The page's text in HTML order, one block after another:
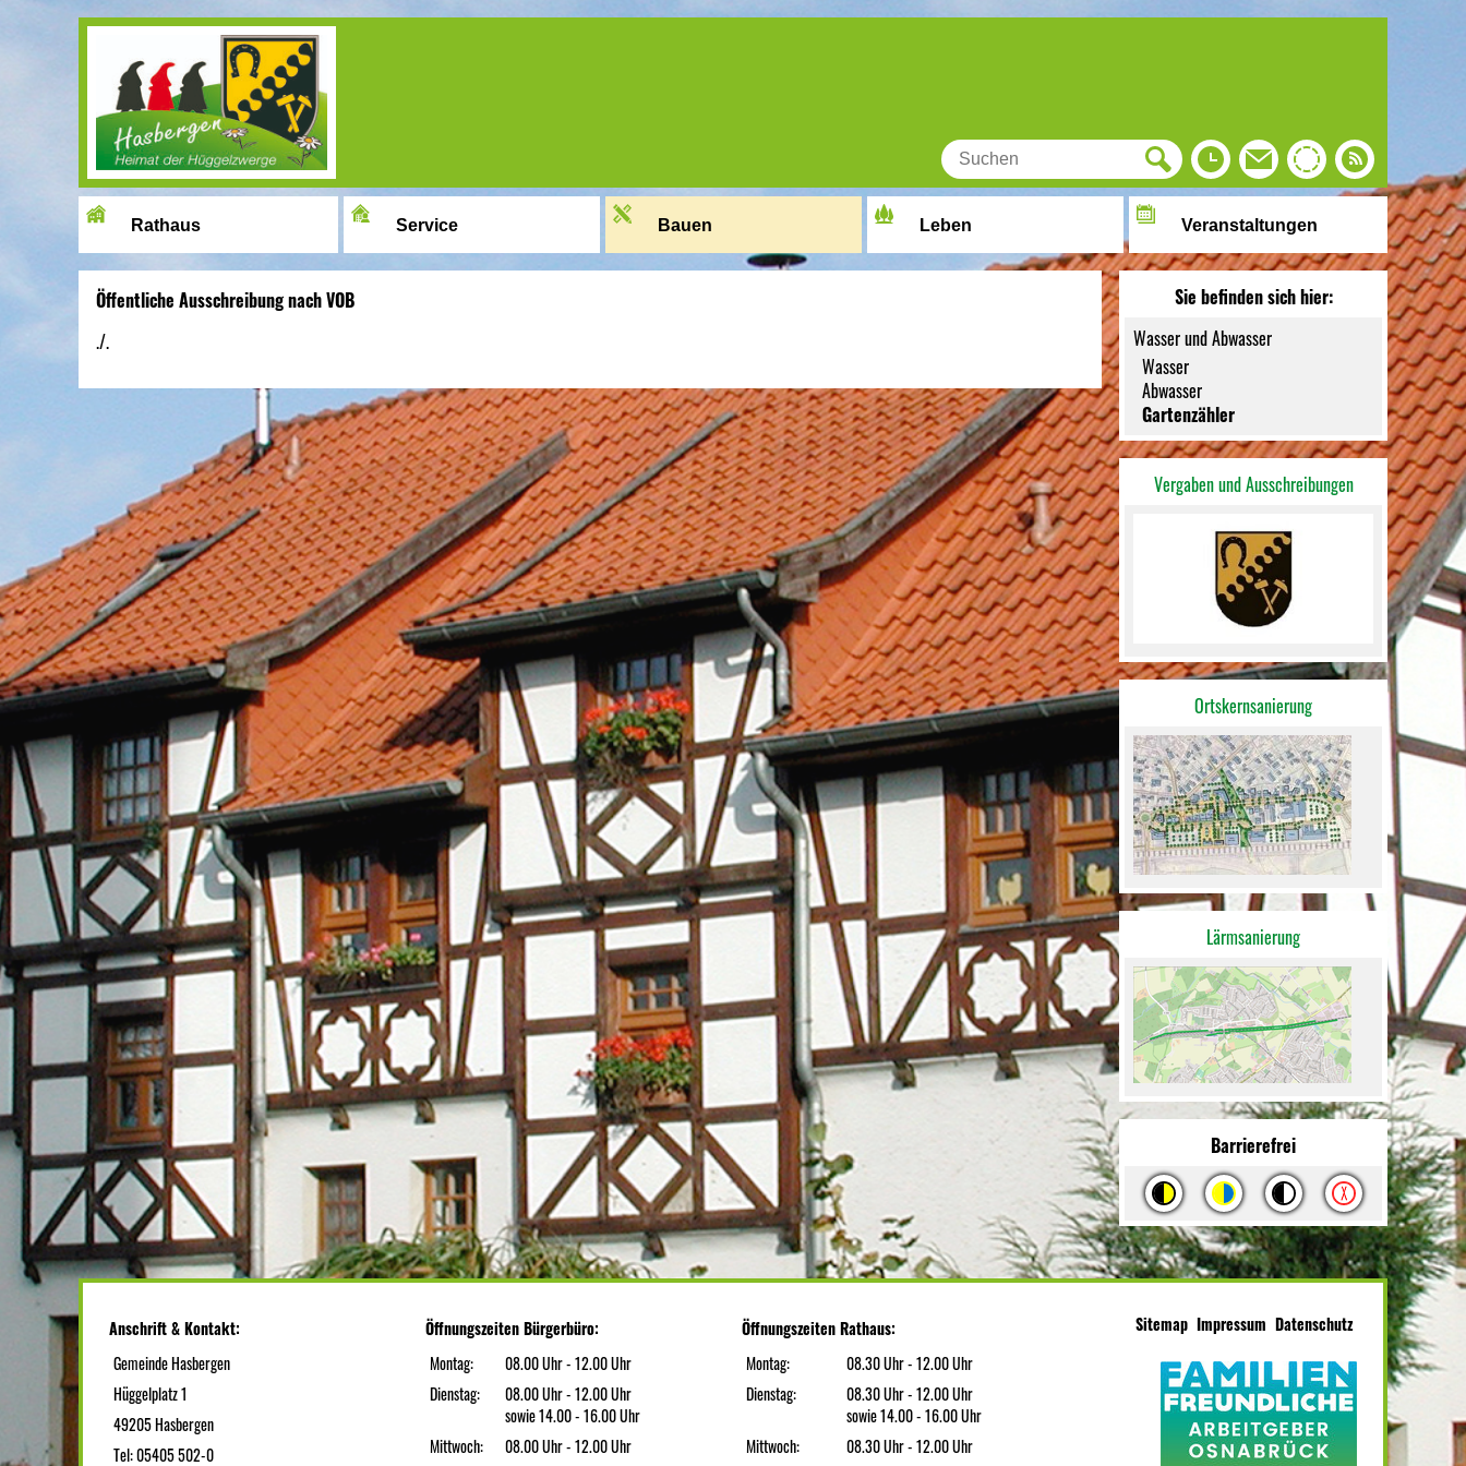
Rathaus Service Bauen Leben Veranstaltungen
Öffentliche Ausschreibung nach VOB
./.
Sie befinden sich hier:
Wasser und Abwasser
Wasser
Abwasser
Gartenzähler
Vergaben und Ausschreibungen
Ortskernsanierung
Lärmsanierung
Barrierefrei
Anschrift & Kontakt:
Gemeinde Hasbergen
Hüggelplatz 1
49205 Hasbergen
Tel: 05405 502-0
Öffnungszeiten Bürgerbüro:
Montag:
08.00 Uhr - 12.00 Uhr
Dienstag:
08.00 Uhr - 12.00 Uhr
sowie 14.00 - 16.00 Uhr
Mittwoch:
08.00 Uhr - 12.00 Uhr
Öffnungszeiten Rathaus:
Montag:
08.30 Uhr - 12.00 Uhr
Dienstag:
08.30 Uhr - 12.00 Uhr
sowie 14.00 - 16.00 Uhr
Mittwoch:
08.30 Uhr - 12.00 Uhr
Sitemap Impressum Datenschutz